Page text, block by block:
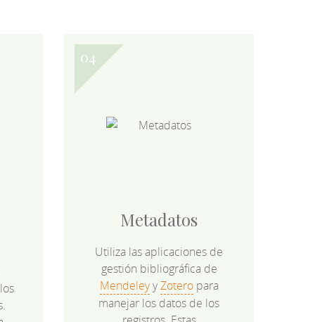
Metadatos
Utiliza las aplicaciones de
gestión bibliográfica de
MendeleyyZoteropara
manejar los datos de los